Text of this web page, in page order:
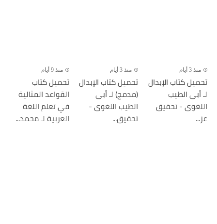
منذ 3 أيام
تحميل كتاب الإبدال
لـ أبى الطيب
اللغوى - تحقيق
عز...
منذ 3 أيام
تحميل كتاب الإبدال
(مدمج) لـ أبى
الطيب اللغوى -
تحقيق...
منذ 9 أيام
تحميل كتاب
القواعد المثالية
في تعلم اللغة
العربية لـ محمد...